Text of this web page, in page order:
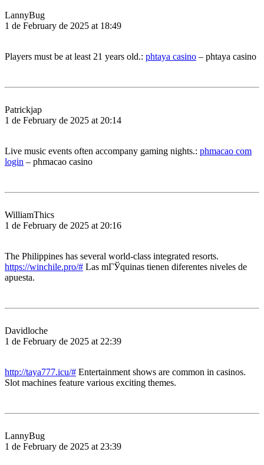
LannyBug
1 de February de 2025 at 18:49
Players must be at least 21 years old.: phtaya casino – phtaya casino
Patrickjap
1 de February de 2025 at 20:14
Live music events often accompany gaming nights.: phmacao com
login – phmacao casino
WilliamThics
1 de February de 2025 at 20:16
The Philippines has several world-class integrated resorts.
https://winchile.pro/# Las mГЎquinas tienen diferentes niveles de
apuesta.
Davidloche
1 de February de 2025 at 22:39
http://taya777.icu/# Entertainment shows are common in casinos.
Slot machines feature various exciting themes.
LannyBug
1 de February de 2025 at 23:39